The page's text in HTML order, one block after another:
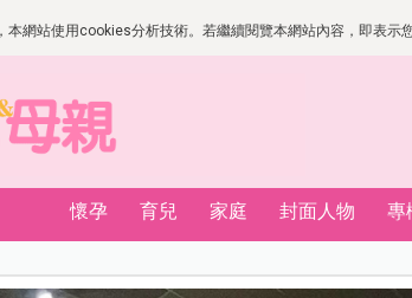
本網站使用cookies分析技術。若繼續閱覽本網站內容，即表
懷孕 育兒 家庭 封面人物 專